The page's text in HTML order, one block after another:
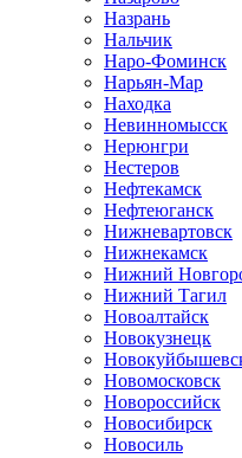
Назрань
Нальчик
Наро-Фоминск
Нарьян-Мар
Находка
Невинномысск
Нерюнгри
Нестеров
Нефтекамск
Нефтеюганск
Нижневартовск
Нижнекамск
Нижний
Нижний Тагил
Новоалтайск
Новокузнецк
Новомосковск
Новороссийск
Новосибирск
Новосиль